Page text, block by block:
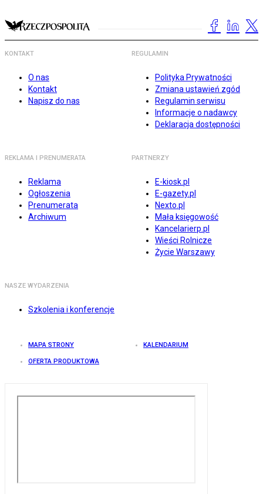
KONTAKT
O nas
Kontakt
Napisz do nas
REGULAMIN
Polityka Prywatności
Zmiana ustawień zgód
Regulamin serwisu
Informacje o nadawcy
Deklaracja dostępności
REKLAMA I PRENUMERATA
Reklama
Ogłoszenia
Prenumerata
Archiwum
PARTNERZY
E-kiosk.pl
E-gazety.pl
Nexto.pl
Mała księgowość
Kancelarierp.pl
Wieści Rolnicze
Życie Warszawy
NASZE WYDARZENIA
Szkolenia i konferencje
MAPA STRONY KALENDARIUM
OFERTA PRODUKTOWA